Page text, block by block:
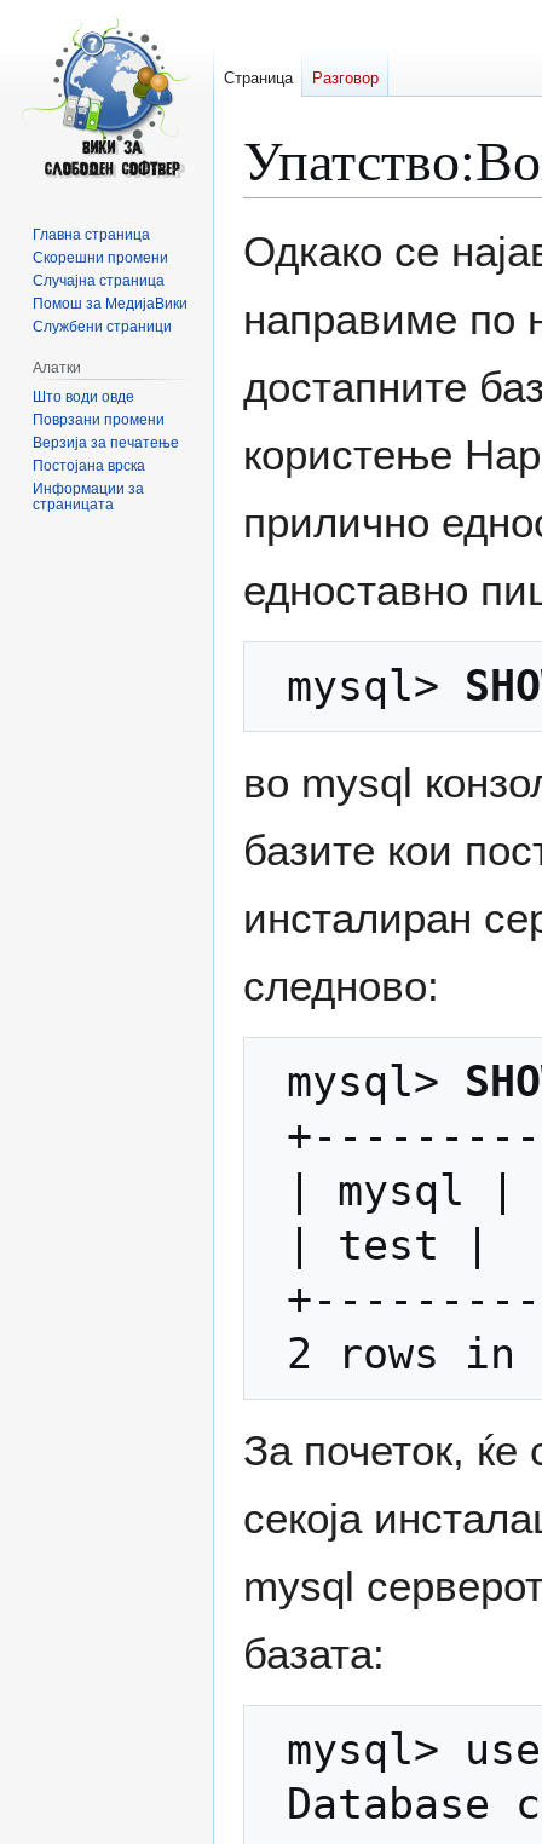
на
на
Одкако се
направиме по
достапните
користење
прилично
едноставно
mysql>
во mysql
базите кои
инсталиран
следново:
mysql>
За почеток, ќе
секоја
mysql
базата:
Страница Разговор
Главна страница
Скорешни промени
Случајна страница
Помош за МедијаВики
Службени страници
Алатки
Што води овде
Поврзани промени
Верзија за печатење
Постојана врска
Информации за
страницата